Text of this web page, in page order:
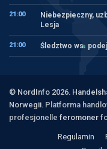
21:00
Niebezpieczny,
Lesja
21:00 Śledztwo ws.
© NordInfo 2026.
Norwegii. Platforma
profesjonelle feromoner
Regulamin